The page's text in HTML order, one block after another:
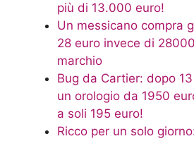
più di 13.000 euro!
Un messicano compra
28 euro invece di
marchio
Bug da Cartier: dopo
un orologio da 1950
a soli 195 euro!
Ricco per un solo